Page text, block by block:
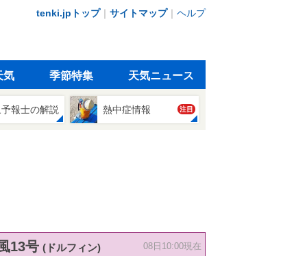
tenki.jpトップ｜ サイトマップ｜ ヘルプ
気 季節特集 天気ニュース
報士の解説 熱中症情報 注目
13号 (ドルフィン) 08日10:00現在